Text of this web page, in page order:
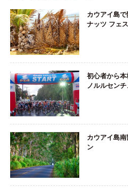
カウアイ島
ナッツ フェ
初心者から
ノルルセン
カウアイ島
ン